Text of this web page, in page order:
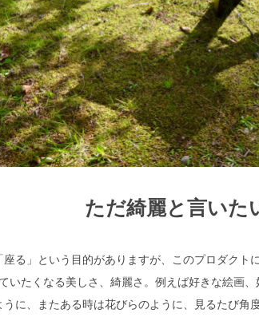
ただ綺麗と言いた
る」という目的がありますが、このプロダクト
いたくなる美しさ、綺麗さ。例えば好きな絵画、
に、またある時は花びらのように、見るたび角